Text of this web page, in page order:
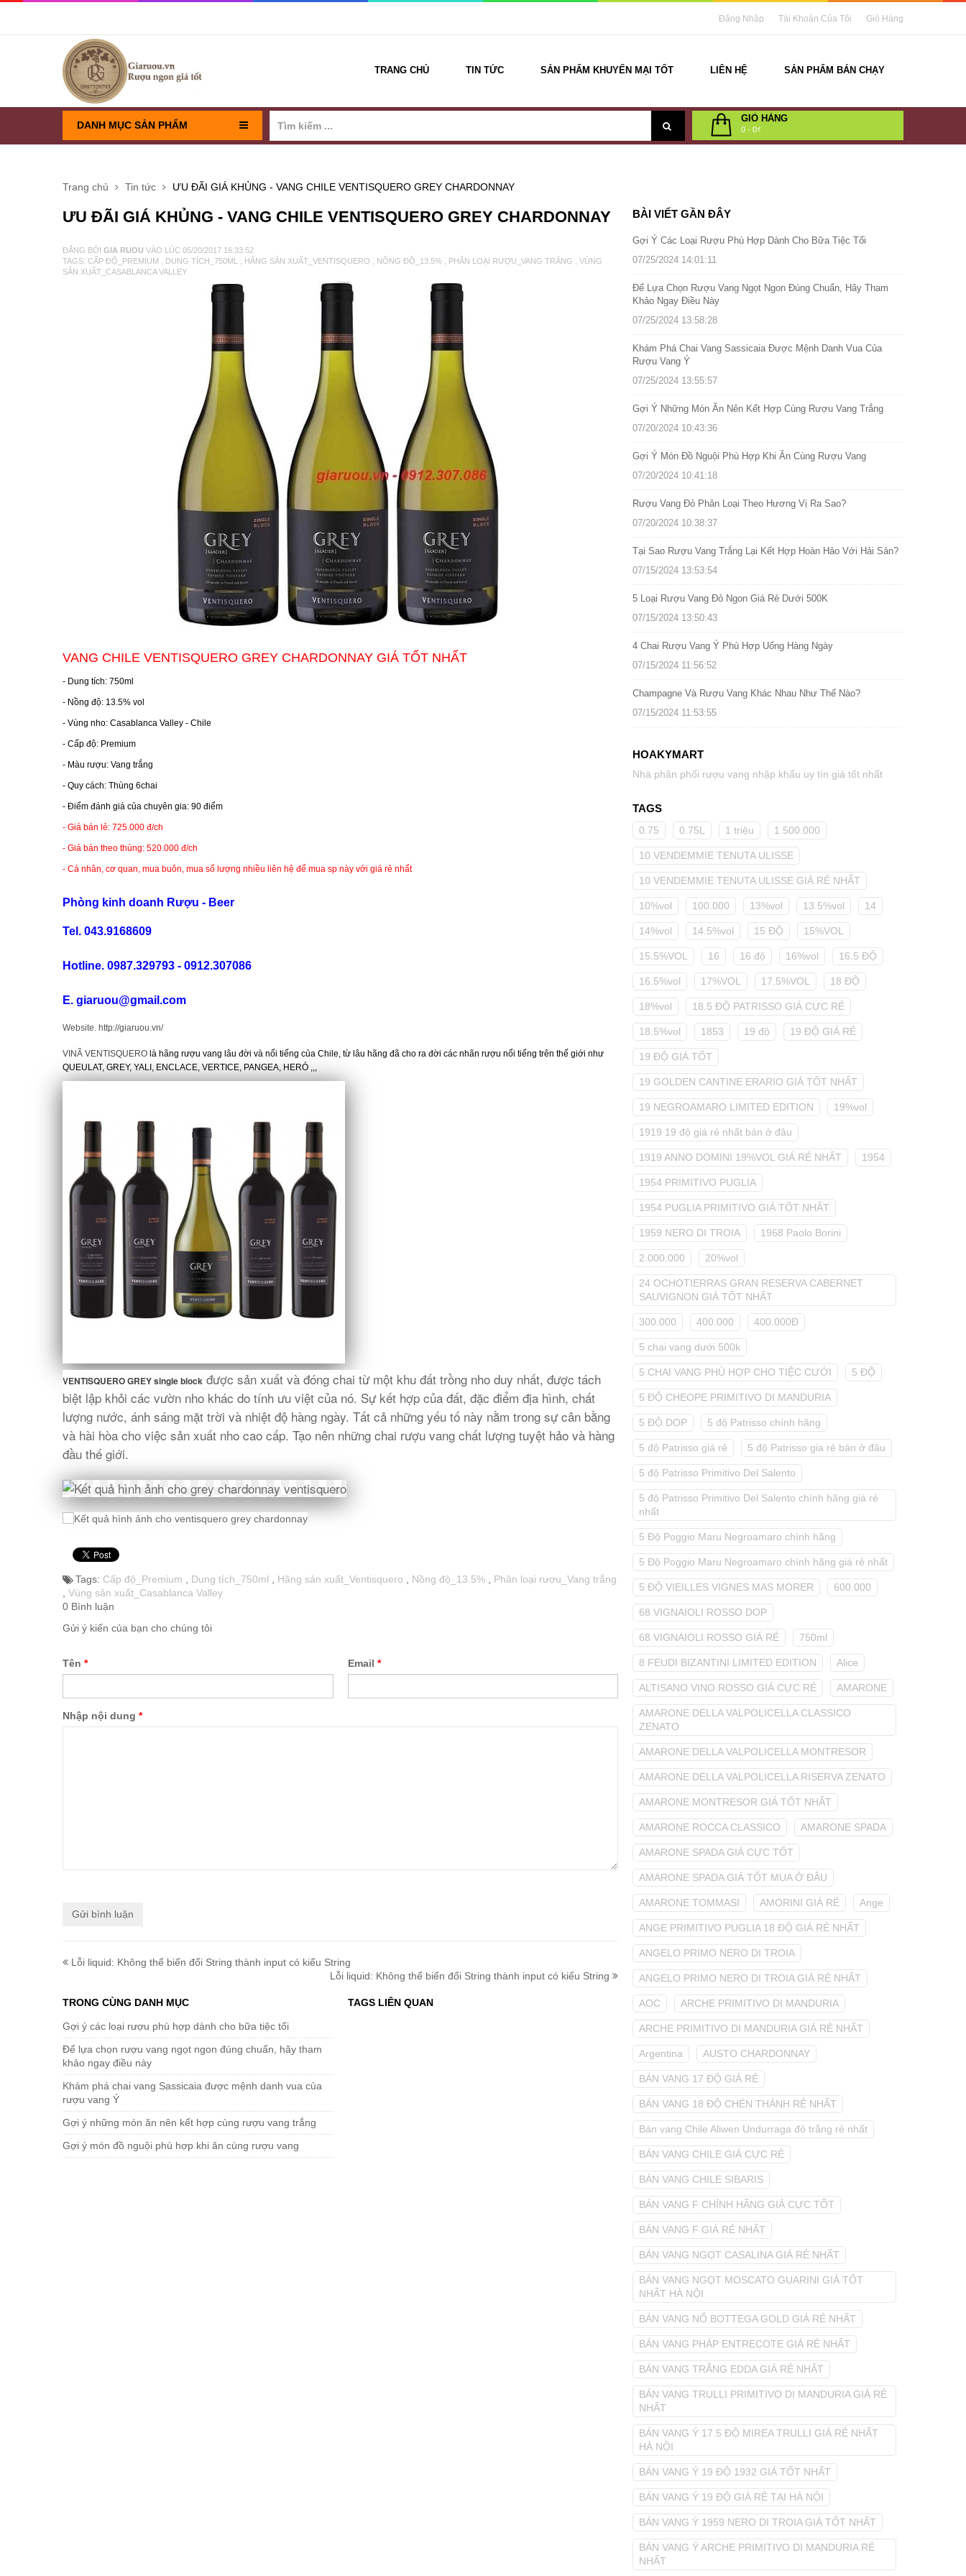
Đăng Nhập Tài Khoản Của Tôi Giỏ Hàng
TRANG CHỦ TIN TỨC SẢN PHẨM KHUYẾN MẠI TỐT LIÊN HỆ SẢN PHẨM BÁN CHẠY
DANH MỤC SẢN PHẨM
RƯỢU VANG CHILE
RƯỢU VANG Ý
RƯỢU XO BRANDY
RƯỢU VANG ĐÀ LẠT
BIA NGOẠI
TRỐNG RƯỢU
Rượu Vang Argentina
VANG CANADA ICEWINE
Rượu Vang BỒ ĐÀO NHA
RƯỢU VANG ĐỨC
GIỎ HÀNG
0 - 0₫
Trang chủ Tin tức ƯU ĐÃI GIÁ KHỦNG - VANG CHILE VENTISQUERO GREY CHARDONNAY
ƯU ĐÃI GIÁ KHỦNG - VANG CHILE VENTISQUERO GREY CHARDONNAY
ĐĂNG BỞI GIA RUOU VÀO LÚC 05/20/2017 16:33:52
TAGS: CẤP ĐỘ_PREMIUM DUNG TÍCH_750ML HÃNG SẢN XUẤT_VENTISQUERO NỒNG ĐỘ_13.5% PHÂN LOẠI RƯỢU_VANG TRẮNG
VÙNG
SẢN XUẤT_CASABLANCA VALLEY
VANG CHILE VENTISQUERO GREY CHARDONNAY GIÁ TỐT NHẤT
- Dung tích: 750ml
- Nồng độ: 13.5% vol
- Vùng nho: Casablanca Valley - Chile
- Cấp độ: Premium
- Màu rượu: Vang trắng
- Quy cách: Thùng 6chai
- Điểm đánh giá của chuyên gia: 90 điểm
- Giá bán lẻ: 725.000 đ/ch
- Giá bán theo thùng: 520.000 đ/ch
- Cá nhân, cơ quan, mua buôn, mua số lượng nhiều liên hệ để mua sp này với giá rẻ nhất
Phòng kinh doanh Rượu - Beer
Tel. 043.9168609
Hotline. 0987.329793 - 0912.307086
E. giaruou@gmail.com
Website. http://giaruou.vn/
VINÃ VENTISQUERO là hãng rượu vang lâu đời và nổi tiếng của Chile, từ lâu hãng đã cho ra đời các nhãn rượu nổi tiếng trên thế giới như
QUEULAT, GREY, YALI, ENCLACE, VERTICE, PANGEA, HERÓ ,,,
VENTISQUERO GREY single block được sản xuất và đóng chai từ một khu đất trồng nho duy nhất, được tách
biệt lập khỏi các vườn nho khác do tính ưu việt của nó. Sự kết hợp của đất, đặc điểm địa hình, chất
lượng nước, ánh sáng mặt trời và nhiệt độ hàng ngày. Tất cả những yếu tố này nằm trong sự cân bằng
và hài hòa cho việc sản xuất nho cao cấp. Tạo nên những chai rượu vang chất lượng tuyệt hảo và hàng
đầu thế giới.
Tags: Cấp độ_Premium Dung tích_750ml Hãng sản xuất_Ventisquero Nồng độ_13.5%
Phân loại rượu_Vang trắng
Vùng sản xuất_Casablanca Valley
0 Bình luận
Gửi ý kiến của bạn cho chúng tôi
Tên * Email *
Nhập nội dung *
Lỗi liquid: Không thể biến đổi String thành input có kiểu String
Lỗi liquid: Không thể biến đổi String thành input có kiểu String
TRONG CÙNG DANH MỤC
Gợi ý các loại rượu phù hợp dành cho bữa tiệc tối
Để lựa chọn rượu vang ngọt ngon đúng chuẩn, hãy tham
khảo ngay điều này
Khám phá chai vang Sassicaia được mệnh danh vua của
rượu vang Ý
Gợi ý những món ăn nên kết hợp cùng rượu vang trắng
Gợi ý món đồ nguội phù hợp khi ăn cùng rượu vang
TAGS LIÊN QUAN
BÀI VIẾT GẦN ĐÂY
Gợi Ý Các Loại Rượu Phù Hợp Dành Cho Bữa Tiệc Tối
07/25/2024 14:01:11
Để Lựa Chọn Rượu Vang Ngọt Ngon Đúng Chuẩn, Hãy Tham
Khảo Ngay Điều Này
07/25/2024 13:58:28
Khám Phá Chai Vang Sassicaia Được Mệnh Danh Vua Của
Rượu Vang Ý
07/25/2024 13:55:57
Gợi Ý Những Món Ăn Nên Kết Hợp Cùng Rượu Vang Trắng
07/20/2024 10:43:36
Gợi Ý Món Đồ Nguội Phù Hợp Khi Ăn Cùng Rượu Vang
07/20/2024 10:41:18
Rượu Vang Đỏ Phân Loại Theo Hương Vị Ra Sao?
07/20/2024 10:38:37
Tại Sao Rượu Vang Trắng Lại Kết Hợp Hoàn Hảo Với Hải Sản?
07/15/2024 13:53:54
5 Loại Rượu Vang Đỏ Ngon Giá Rẻ Dưới 500K
07/15/2024 13:50:43
4 Chai Rượu Vang Ý Phù Hợp Uống Hàng Ngày
07/15/2024 11:56:52
Champagne Và Rượu Vang Khác Nhau Như Thế Nào?
07/15/2024 11:53:55
HOAKYMART
Nhà phân phối rượu vang nhập khẩu uy tín giá tốt nhất
TAGS
0.75 0.75L 1 triệu 1.500.000
10 VENDEMMIE TENUTA ULISSE
10 VENDEMMIE TENUTA ULISSE GIÁ RẺ NHẤT
10%vol 100.000 13%vol 13.5%vol 14
14%vol 14.5%vol 15 ĐỘ 15%VOL
15.5%VOL 16 16 độ 16%vol 16.5 ĐỘ
16.5%vol 17%VOL 17.5%VOL 18 ĐỘ
18%vol 18.5 ĐỘ PATRISSO GIÁ CỰC RẺ
18.5%vol 1853 19 độ 19 ĐỘ GIÁ RẺ
19 ĐỘ GIÁ TỐT
19 GOLDEN CANTINE ERARIO GIÁ TỐT NHẤT
19 NEGROAMARO LIMITED EDITION 19%vol
1919 19 độ giá rẻ nhất bán ở đâu
1919 ANNO DOMINI 19%VOL GIÁ RẺ NHẤT 1954
1954 PRIMITIVO PUGLIA
1954 PUGLIA PRIMITIVO GIÁ TỐT NHẤT
1959 NERO DI TROIA 1968 Paolo Borini
2.000.000 20%vol
24 OCHOTIERRAS GRAN RESERVA CABERNET
SAUVIGNON GIÁ TỐT NHẤT
300.000 400.000 400.000Đ
5 chai vang dưới 500k
5 CHAI VANG PHÙ HỢP CHO TIỆC CƯỚI 5 ĐỘ
5 ĐỘ CHEOPE PRIMITIVO DI MANDURIA
5 ĐỘ DOP 5 độ Patrisso chính hãng
5 độ Patrisso giá rẻ 5 độ Patrisso gia rẻ bán ở đâu
5 độ Patrisso Primitivo Del Salento
5 độ Patrisso Primitivo Del Salento chính hãng giá rẻ
nhất
5 Độ Poggio Maru Negroamaro chính hãng
5 Độ Poggio Maru Negroamaro chính hãng giá rẻ nhất
5 ĐỘ VIEILLES VIGNES MAS MORER 600.000
68 VIGNAIOLI ROSSO DOP
68 VIGNAIOLI ROSSO GIÁ RẺ 750ml
8 FEUDI BIZANTINI LIMITED EDITION Alice
ALTISANO VINO ROSSO GIÁ CỰC RẺ AMARONE
AMARONE DELLA VALPOLICELLA CLASSICO
ZENATO
AMARONE DELLA VALPOLICELLA MONTRESOR
AMARONE DELLA VALPOLICELLA RISERVA ZENATO
AMARONE MONTRESOR GIÁ TỐT NHẤT
AMARONE ROCCA CLASSICO AMARONE SPADA
AMARONE SPADA GIÁ CỰC TỐT
AMARONE SPADA GIÁ TỐT MUA Ở ĐÂU
AMARONE TOMMASI AMORINI GIÁ RẺ Ange
ANGE PRIMITIVO PUGLIA 18 ĐỘ GIÁ RẺ NHẤT
ANGELO PRIMO NERO DI TROIA
ANGELO PRIMO NERO DI TROIA GIÁ RẺ NHẤT
AOC ARCHE PRIMITIVO DI MANDURIA
ARCHE PRIMITIVO DI MANDURIA GIÁ RẺ NHẤT
Argentina AUSTO CHARDONNAY
BÁN VANG 17 ĐỘ GIÁ RẺ
BÁN VANG 18 ĐỘ CHÉN THÁNH RẺ NHẤT
Bán vang Chile Aliwen Undurraga đỏ trắng rẻ nhất
BÁN VANG CHILE GIÁ CỰC RẺ
BÁN VANG CHILE SIBARIS
BÁN VANG F CHÍNH HÃNG GIÁ CỰC TỐT
BÁN VANG F GIÁ RẺ NHẤT
BÁN VANG NGỌT CASALINA GIÁ RẺ NHẤT
BÁN VANG NGỌT MOSCATO GUARINI GIÁ TỐT
NHẤT HÀ NỘI
BÁN VANG NỔ BOTTEGA GOLD GIÁ RẺ NHẤT
BÁN VANG PHÁP ENTRECOTE GIÁ RẺ NHẤT
BÁN VANG TRẮNG EDDA GIÁ RẺ NHẤT
BÁN VANG TRULLI PRIMITIVO DI MANDURIA GIÁ RẺ
NHẤT
BÁN VANG Ý 17.5 ĐỘ MIREA TRULLI GIÁ RẺ NHẤT
HÀ NỘI
BÁN VANG Ý 19 ĐỘ 1932 GIÁ TỐT NHẤT
BÁN VANG Ý 19 ĐỘ GIÁ RẺ TẠI HÀ NỘI
BÁN VANG Ý 1959 NERO DI TROIA GIÁ TỐT NHẤT
BÁN VANG Ý ARCHE PRIMITIVO DI MANDURIA RẺ
NHẤT